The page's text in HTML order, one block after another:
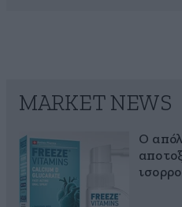
MARKET NEWS
Ο